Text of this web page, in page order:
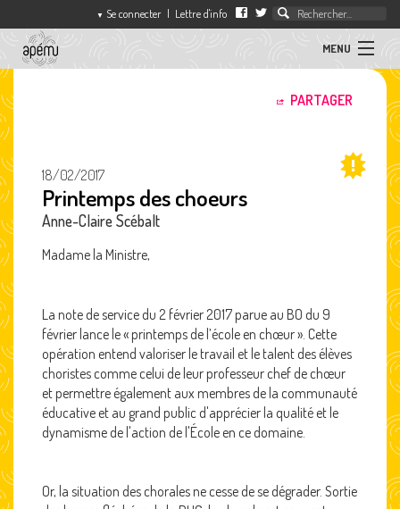
▼ Se connecter | Lettre d'info
d'éducation
musicale
MENU
SÉQUENCES
L'APEMU
PARTAGER
18/02/2017
Printemps des choeurs
Anne-Claire Scébalt
Madame la Ministre,
La note de service du 2 février 2017 parue au BO du 9
février lance le « printemps de l’école en chœur ». Cette
opération entend valoriser le travail et le talent des élèves
choristes comme celui de leur professeur chef de chœur
et permettre également aux membres de la communauté
éducative et au grand public d'apprécier la qualité et le
dynamisme de l'action de l'École en ce domaine.
Or, la situation des chorales ne cesse de se dégrader. Sortie